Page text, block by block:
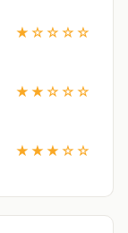
★☆☆☆☆
★★☆☆☆
★★★☆☆